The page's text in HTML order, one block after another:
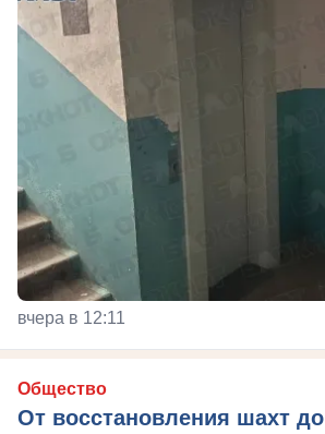
вчера в 12:11
Общество
От восстановления шахт до